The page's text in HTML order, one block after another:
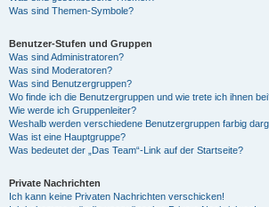
Was sind Themen-Symbole?
Benutzer-Stufen und Gruppen
Was sind Administratoren?
Was sind Moderatoren?
Was sind Benutzergruppen?
Wo finde ich die Benutzergruppen und wie trete ich ihnen
Wie werde ich Gruppenleiter?
Weshalb werden verschiedene Benutzergruppen farbig
Was ist eine Hauptgruppe?
Was bedeutet der „Das Team“-Link auf der Startseite?
Private Nachrichten
Ich kann keine Privaten Nachrichten verschicken!